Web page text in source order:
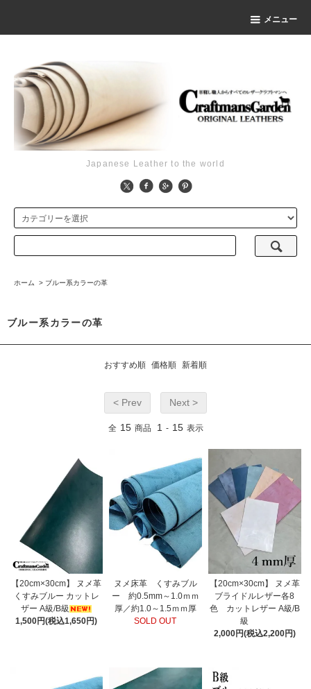
メニュー
Japanese Leather to the world
ホーム > ブルー系カラーの革
ブルー系カラーの革
おすすめ順 価格順 新着順
< Prev Next >
全 15 商品 1 - 15 表示
【20cm×30cm】 ヌメ革
くすみブルー カットレ
ザー A級/B級
1,500円(税込1,650円)
ヌメ床革 くすみブル
ー 約0.5mm～1.0ｍｍ
厚／約1.0～1.5ｍｍ厚
SOLD OUT
【20cm×30cm】 ヌメ革
ブライドルレザー各8
色 カットレザー A級/B
級
2,000円(税込2,200円)